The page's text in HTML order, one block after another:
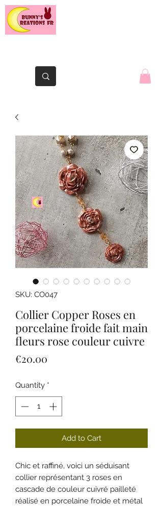
SKU: CO047
Collier Copper Roses en
porcelaine froide fait main
fleurs rose couleur cuivre
€20.00
Quantity *
Add to Cart
Chic et raffiné, voici un séduisant
collier représentant 3 roses en
cascade de couleur cuivré pailleté
réalisé en porcelaine froide et métal